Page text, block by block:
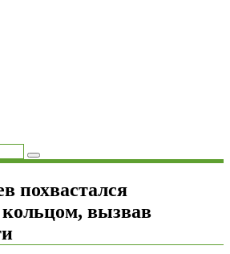
похвастался
вызвав